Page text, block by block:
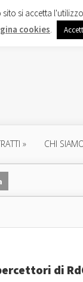
» CHI
di
si accetta
cookies.